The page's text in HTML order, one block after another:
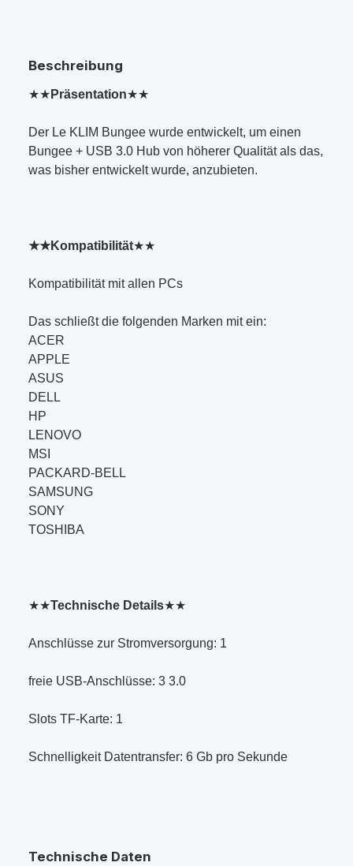
Beschreibung
★★ Präsentation★★
Der Le KLIM Bungee wurde entwickelt, um einen
Bungee + USB 3.0 Hub von höherer Qualität als das,
was bisher entwickelt wurde, anzubieten.
★★Kompatibilität★★
Kompatibilität mit allen PCs
Das schließt die folgenden Marken mit ein:
ACER
APPLE
ASUS
DELL
HP
LENOVO
MSI
PACKARD-BELL
SAMSUNG
SONY
TOSHIBA
★★Technische Details★★
Anschlüsse zur Stromversorgung: 1
freie USB-Anschlüsse: 3 3.0
Slots TF-Karte: 1
Schnelligkeit Datentransfer: 6 Gb pro Sekunde
Technische Daten